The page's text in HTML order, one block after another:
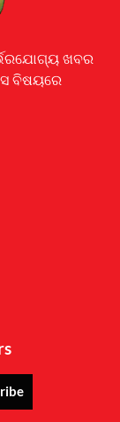
ଖବର
ବିଷୟରେ